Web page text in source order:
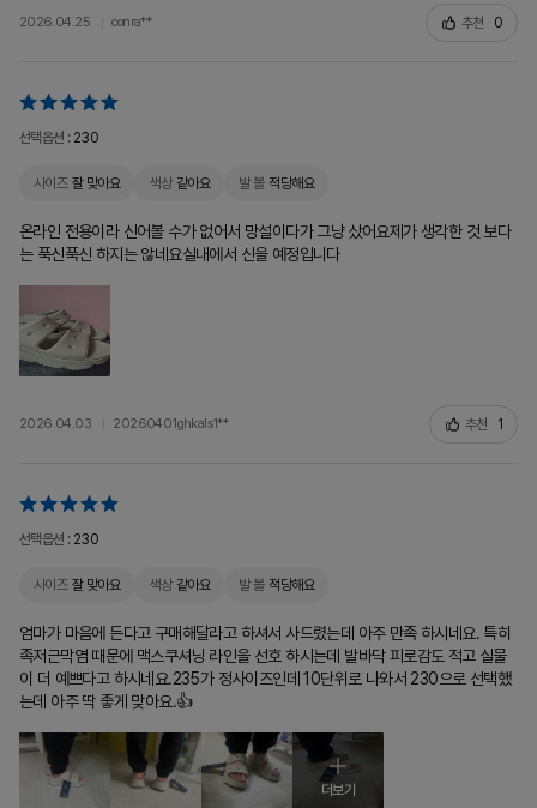
2026.04.25 conra** 추천 0
선택옵션 : 230
사이즈 잘 맞아요 색상 같아요 발 볼 적당해요
온라인 전용이라 신어볼 수가 없어서 망설이다가 그냥 샀어요제가 생각한 것 보다
는 푹신푹신 하지는 않네요실내에서 신을 예정입니다
2026.04.03 20260401ghkals1** 추천 1
선택옵션 : 230
사이즈 잘 맞아요 색상 같아요 발 볼 적당해요
엄마가 마음에 든다고 구매해달라고 하셔서 사드렸는데 아주 만족 하시네요. 특히
족저근막염 때문에 맥스쿠셔닝 라인을 선호 하시는데 발바닥 피로감도 적고 실물
이 더 예쁘다고 하시네요.235가 정사이즈인데 10단위로 나와서 230으로 선택했
는데 아주 딱 좋게 맞아요.👍
더보기